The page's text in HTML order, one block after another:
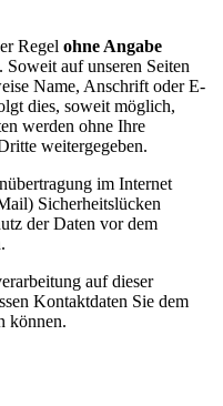
Regel ohne Angabe
Soweit auf unseren Seiten
Name, Anschrift oder E-
dies, soweit möglich,
werden ohne Ihre
weitergegeben.
im Internet
Sicherheitslücken
der Daten vor dem
auf dieser
Kontaktdaten Sie dem
können.